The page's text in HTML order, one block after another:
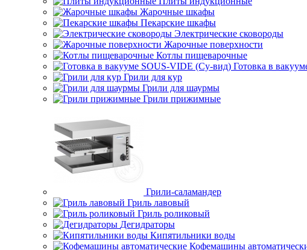
Жарочные шкафы
Пекарские шкафы
Электрические сковороды
Жарочные поверхности
Котлы пищеварочные
Готовка в
Грили для кур
Грили для шаурмы
Грили прижимные
Грили-саламандер
Гриль лавовый
Гриль роликовый
Дегидраторы
Кипятильники воды
Кофемашины